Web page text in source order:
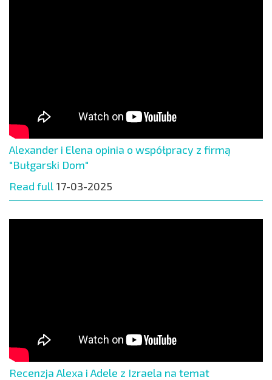
Alexander i Elena opinia o współpracy z firmą
"Bułgarski Dom"
Read full 17-03-2025
Recenzja Alexa i Adele z Izraela na temat